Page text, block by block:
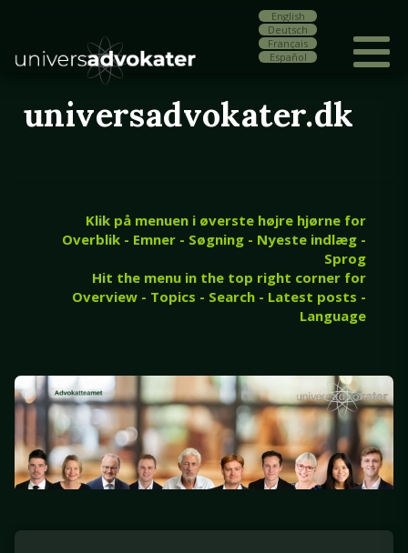
English
Deutsch
Français
Español
universadvokater.dk
Klik på menuen i øverste højre hjørne for
Overblik - Emner - Søgning - Nyeste indlæg -
Sprog
Hit the menu in the top right corner for
Overview - Topics - Search - Latest posts -
Language